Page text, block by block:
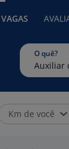
O quê?
Km de você